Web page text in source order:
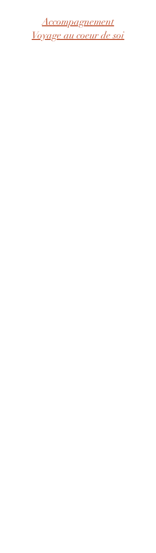
Accompagnement
Voyage au coeur de soi